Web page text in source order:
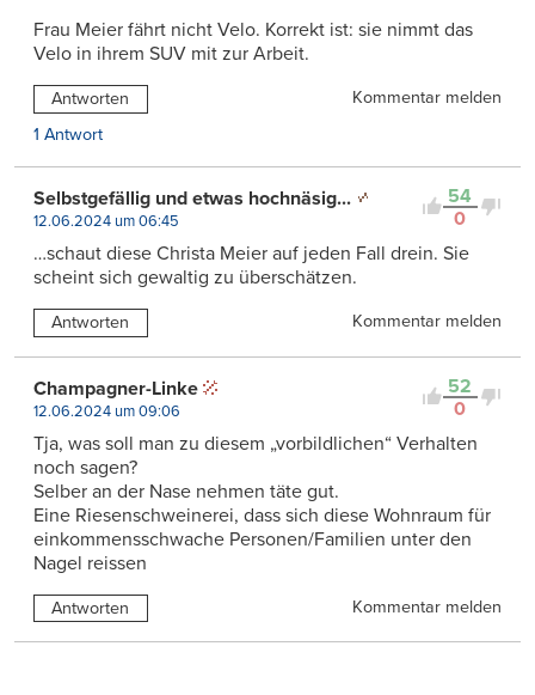
Frau Meier fährt nicht Velo. Korrekt ist: sie nimmt das
Velo in ihrem SUV mit zur Arbeit.
Antworten
Kommentar melden
1 Antwort
54
0
Selbstgefällig und etwas hochnäsig...
12.06.2024 um 06:45
…schaut diese Christa Meier auf jeden Fall drein. Sie
scheint sich gewaltig zu überschätzen.
Antworten Kommentar melden
52
0
Champagner-Linke
12.06.2024 um 09:06
Tja, was soll man zu diesem „vorbildlichen“ Verhalten
noch sagen?
Selber an der Nase nehmen täte gut.
Eine Riesenschweinerei, dass sich diese Wohnraum für
einkommensschwache Personen/Familien unter den
Nagel reissen
Antworten Kommentar melden